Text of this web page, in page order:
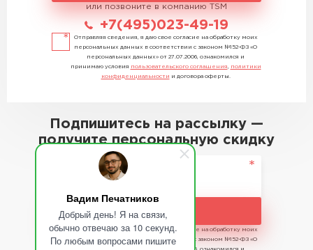
Вадим Печатников
Добрый день! Я на связи,
обычно отвечаю за 10 секунд.
По любым вопросами пишите
или позвоните в компанию TSM
+7(495)023-49-19
Отправляя сведения, я даю свое согласие на обработку моих
персональных данных в соответствии с законом №152-ФЗ «О
персональных данных» от 27.07.2006, ознакомился и
принимаю условия пользовательского соглашения
политики
конфиденциальности и договора оферты.
Подпишитесь на рассылку —
получите персональную скидку
Отправляя сведения, я даю свое согласие на обработку моих
персональных данных в соответствии с законом №152-ФЗ «О